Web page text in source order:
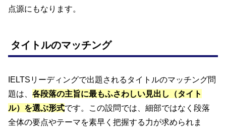
点源にもなります。
タイトルのマッチング
IELTSリーディングで出題されるタイトルのマッチング問
題は、各段落の主旨に最もふさわしい見出し（タイト
ル）を選ぶ形式です。この設問では、細部ではなく段落
全体の要点やテーマを素早く把握する力が求められま